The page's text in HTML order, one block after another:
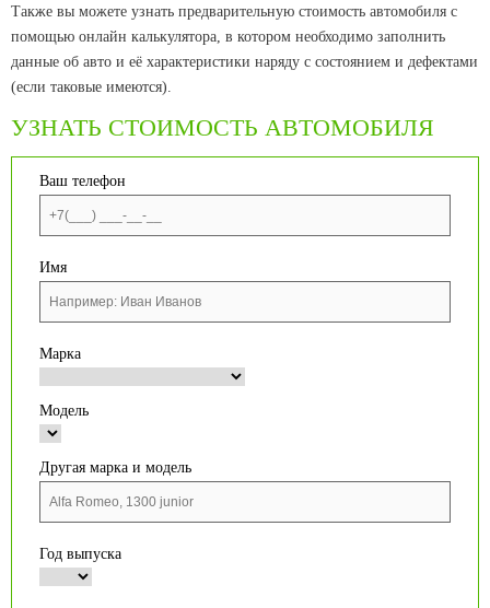
Также вы можете узнать предварительную стоимость автомобиля с
помощью онлайн калькулятора, в котором необходимо заполнить
данные об авто и её характеристики наряду с состоянием и дефектами
(если таковые имеются).
УЗНАТЬ СТОИМОСТЬ АВТОМОБИЛЯ
Ваш телефон
Имя
Марка
Модель
Другая марка и модель
Год выпуска